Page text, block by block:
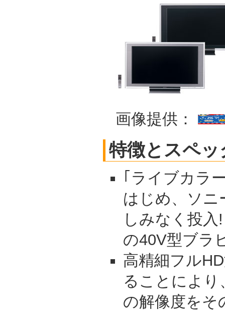
画像提供：
特徴とスペッ
｢ライブカラ
はじめ、ソニ
しみなく投入
の40V型ブラ
高精細フル
ることによ
の解像度をそ